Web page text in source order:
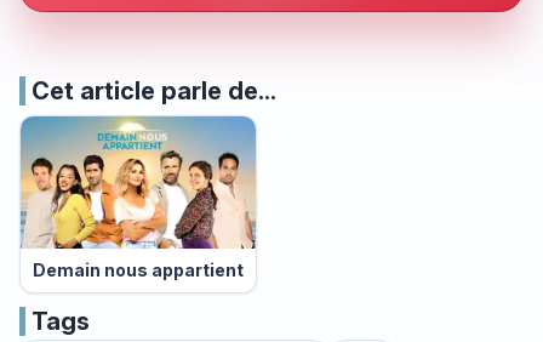
Cet article parle de...
Demain nous appartient
Tags